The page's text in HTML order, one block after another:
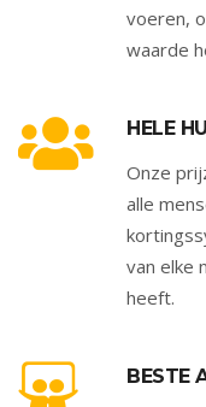
voeren,
waarde
HELE
Onze
alle
van elke
heeft.
BESTE